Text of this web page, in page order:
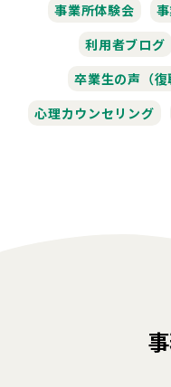
事業所体験会
利用者ブログ
卒業生の声（復
心理カウンセリング